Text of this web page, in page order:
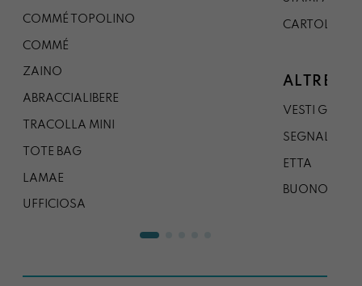
COMMÉ TOPOLINO
COMMÉ
ZAINO
ABRACCIALIBERE
TRACOLLA MINI
TOTE BAG
LAMAE
UFFICIOSA
CARTOLINA
ALTRE
VESTI
SEGNALIBRO
ETTA
BUONO